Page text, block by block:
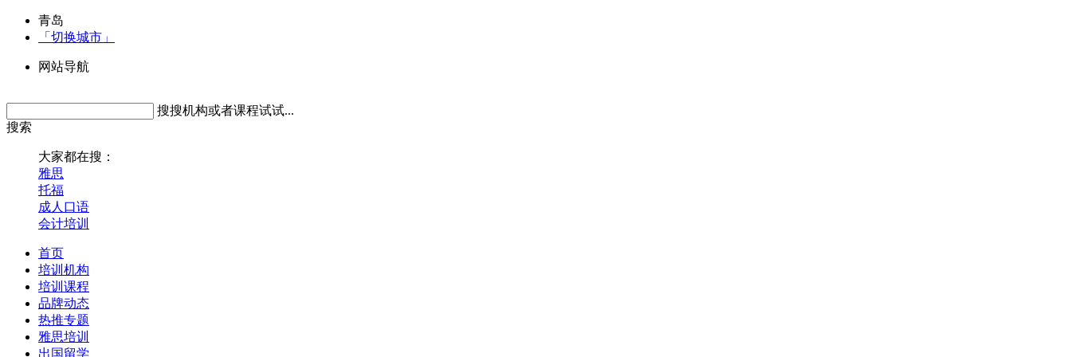
青岛
「切换城市」
网站导航
搜搜机构或者课程试试...
搜索
大家都在搜：
雅思
托福
成人口语
会计培训
首页
培训机构
培训课程
品牌动态
热推专题
雅思培训
出国留学